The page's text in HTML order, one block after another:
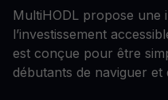
MultiHODL propose une
l’investissement
est conçue pour être
débutants de naviguer et